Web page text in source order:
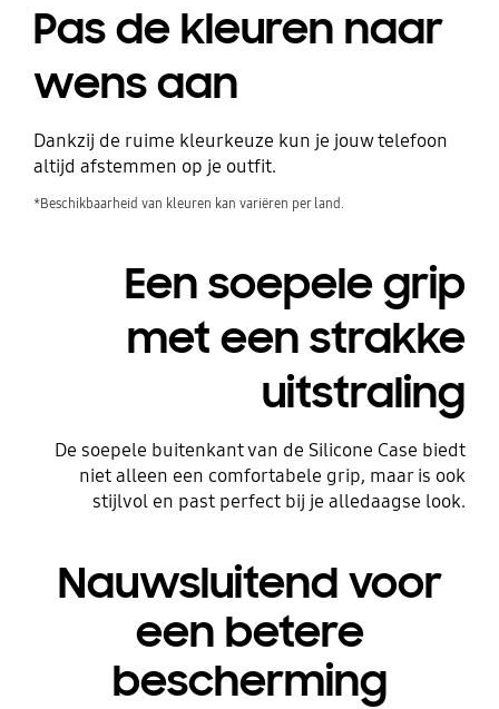
Pas de kleuren naar
wens aan
Dankzij de ruime kleurkeuze kun je jouw telefoon
altijd afstemmen op je outfit.
*Beschikbaarheid van kleuren kan variëren per land.
Een soepele grip
met een strakke
uitstraling
De soepele buitenkant van de Silicone Case biedt
niet alleen een comfortabele grip, maar is ook
stijlvol en past perfect bij je alledaagse look.
Nauwsluitend voor
een betere
bescherming